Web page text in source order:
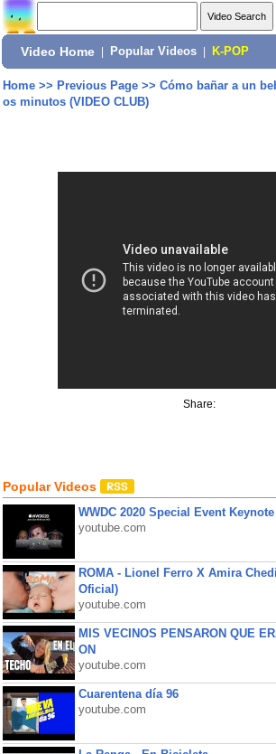
Video Home Popular Videos K-POP
Home>> Previous Page>> Cómo bañar a un
os minutos (VIDEO CLUB)
Share:
Popular Videos
WWDC 2020 Special Event
youtube.com
ROMA - Lionel Ferro X Amira
Oficial)
youtube.com
MIS VECINOS PENSARON QUE
ON
youtube.com
Cuarentena día 96
youtube.com